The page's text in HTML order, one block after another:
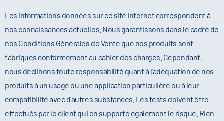
Les informations données sur ce site Internet correspondent à
nos connaissances actuelles. Nous garantissons dans le cadre de
nos Conditions Générales de Vente que nos produits sont
fabriqués conformément au cahier des charges. Cependant,
nous déclinons toute responsabilité quant à l'adéquation de nos
produits à un usage ou une application particulière ou à leur
compatibilité avec d'autres substances. Les tests doivent être
effectués par le client qui en supporte également le risque. Rien